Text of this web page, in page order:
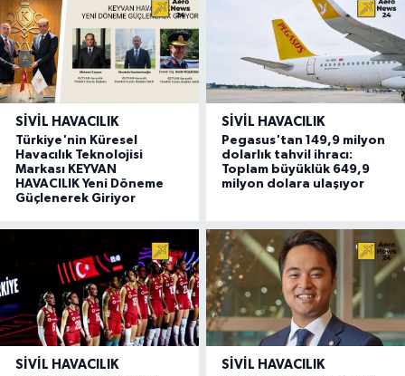
SIVIL HAVACILIK
Türkiye'nin Küresel
Havacılık Teknolojisi
Markası KEYVAN
HAVACILIK Yeni Döneme
Güçlenerek Giriyor
SIVIL HAVACILIK
Pegasus'tan 149,9 milyon
dolarlık tahvil ihracı:
Toplam büyüklük 649,9
milyon dolara ulaşıyor
SIVIL HAVACILIK SIVIL HAVACILIK